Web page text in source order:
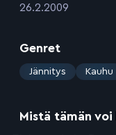
:26.2.2009
Genret
: Jännitys Kauhu
Mistä tämän voi